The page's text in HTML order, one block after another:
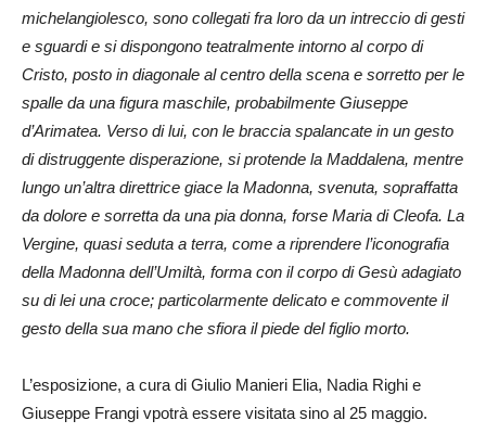
michelangiolesco, sono collegati fra loro da un intreccio di gesti
e sguardi e si dispongono teatralmente intorno al corpo di
Cristo, posto in diagonale al centro della scena e sorretto per le
spalle da una figura maschile, probabilmente Giuseppe
d’Arimatea. Verso di lui, con le braccia spalancate in un gesto
di distruggente disperazione, si protende la Maddalena, mentre
lungo un’altra direttrice giace la Madonna, svenuta, sopraffatta
da dolore e sorretta da una pia donna, forse Maria di Cleofa. La
Vergine, quasi seduta a terra, come a riprendere l’iconografia
della Madonna dell’Umiltà, forma con il corpo di Gesù adagiato
su di lei una croce; particolarmente delicato e commovente il
gesto della sua mano che sfiora il piede del figlio morto.
L’esposizione, a cura di Giulio Manieri Elia, Nadia Righi e
Giuseppe Frangi vpotrà essere visitata sino al 25 maggio.